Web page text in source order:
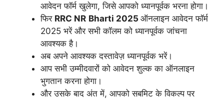
आवेदन फॉर्म खुलेगा, जिसे आपको ध्यानपूर्वक भरना होगा।
फिर RRC NR Bharti 2025 ऑनलाइन आवेदन फॉर्म
2025 भरें और सभी कॉलम को ध्यानपूर्वक जांचना
आवश्यक है।
अब अपने आवश्यक दस्तावेज़ ध्यानपूर्वक भरें।
आप सभी उम्मीदवारों को आवेदन शुल्क का ऑनलाइन
भुगतान करना होगा।
और उसके बाद अंत में, आपको सबमिट के विकल्प पर